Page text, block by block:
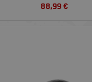
88,99€